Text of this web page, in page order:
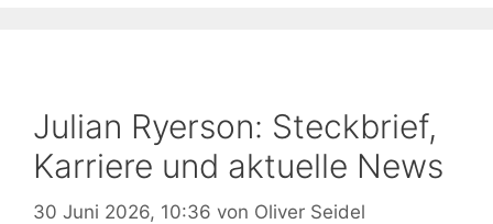
Julian Ryerson: Steckbrief,
Karriere und aktuelle News
30 Juni 2026, 10:36 von Oliver Seidel